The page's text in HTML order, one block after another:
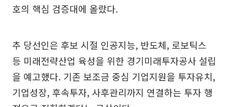
호의 핵심 검증대에 올랐다.
추 당선인은 후보 시절 인공지능, 반도체, 로보틱스
등 미래전략산업 육성을 위한 경기미래투자공사 설립
을 예고했다. 기존 보조금 중심 기업지원을 투자유치,
기업성장, 후속투자, 사후관리까지 연결하는 투자 행